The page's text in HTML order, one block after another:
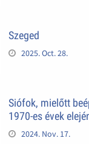
Szeged
2025. Oct. 28.
Siófok, mielőtt
1970-es évek
2024. Nov. 17.